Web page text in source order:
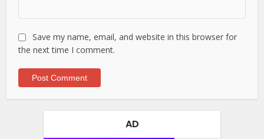
Save my name, email, and website in this browser for
the next time I comment.
AD